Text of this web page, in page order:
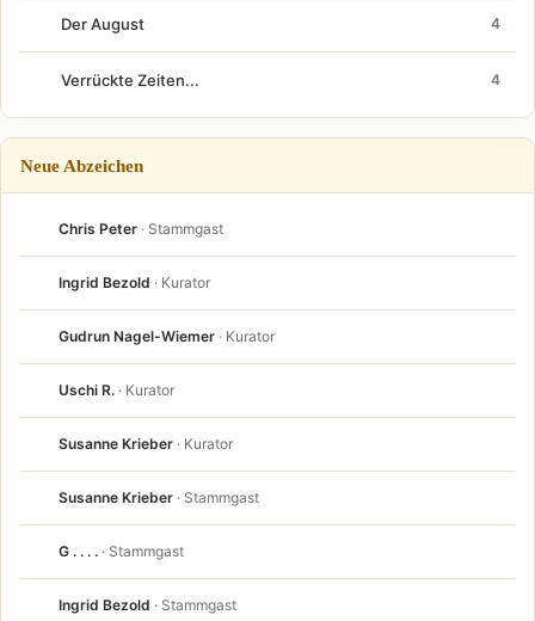
Der August 4
Verrückte Zeiten... 4
Neue Abzeichen
Chris Peter · Stammgast
Ingrid Bezold · Kurator
Gudrun Nagel-Wiemer · Kurator
Uschi R. · Kurator
Susanne Krieber · Kurator
Susanne Krieber · Stammgast
G . . . . · Stammgast
Ingrid Bezold · Stammgast